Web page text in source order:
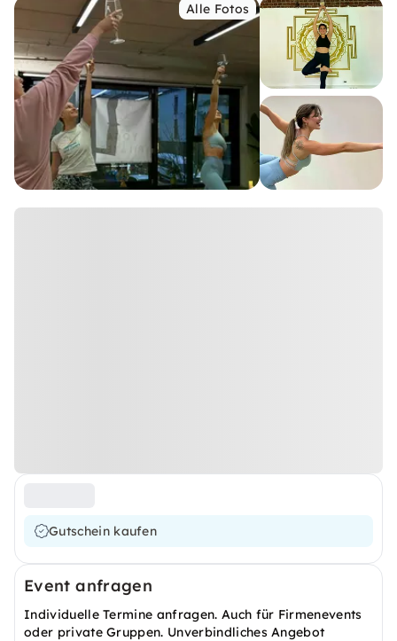
Alle Fotos
Gutschein kaufen
Event anfragen
Individuelle Termine anfragen. Auch für Firmenevents
oder private Gruppen. Unverbindliches Angebot